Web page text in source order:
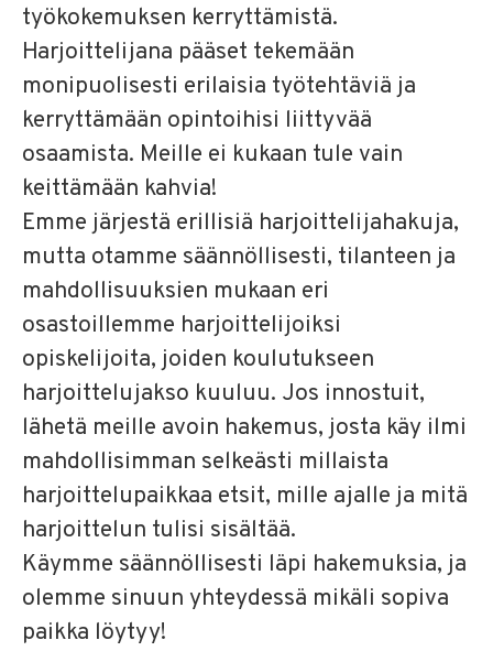
työkokemuksen kerryttämistä.
Harjoittelijana pääset tekemään
monipuolisesti erilaisia työtehtäviä ja
kerryttämään opintoihisi liittyvää
osaamista. Meille ei kukaan tule vain
keittämään kahvia!
Emme järjestä erillisiä harjoittelijahakuja,
mutta otamme säännöllisesti, tilanteen ja
mahdollisuuksien mukaan eri
osastoillemme harjoittelijoiksi
opiskelijoita, joiden koulutukseen
harjoittelujakso kuuluu. Jos innostuit,
lähetä meille avoin hakemus, josta käy ilmi
mahdollisimman selkeästi millaista
harjoittelupaikkaa etsit, mille ajalle ja mitä
harjoittelun tulisi sisältää.
Käymme säännöllisesti läpi hakemuksia, ja
olemme sinuun yhteydessä mikäli sopiva
paikka löytyy!